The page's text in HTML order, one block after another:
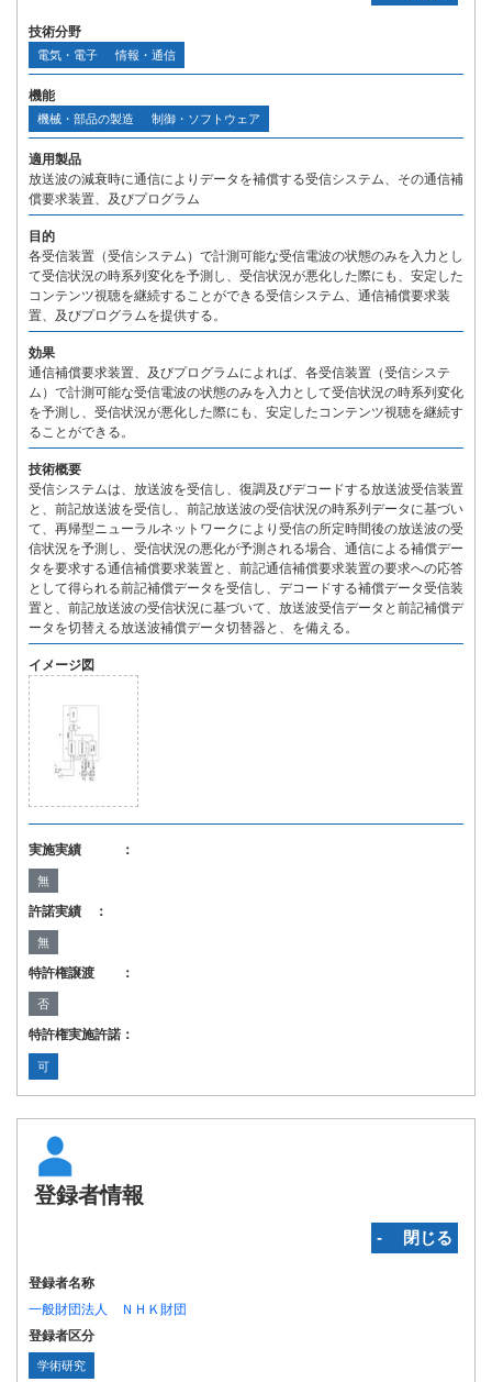
技術分野
電気・電子 情報・通信
機能
機械・部品の製造 制御・ソフトウェア
適用製品
放送波の減衰時に通信によりデータを補償する受信システム、その通信補
償要求装置、及びプログラム
目的
各受信装置（受信システム）で計測可能な受信電波の状態のみを入力とし
て受信状況の時系列変化を予測し、受信状況が悪化した際にも、安定した
コンテンツ視聴を継続することができる受信システム、通信補償要求装
置、及びプログラムを提供する。
効果
通信補償要求装置、及びプログラムによれば、各受信装置（受信システ
ム）で計測可能な受信電波の状態のみを入力として受信状況の時系列変化
を予測し、受信状況が悪化した際にも、安定したコンテンツ視聴を継続す
ることができる。
技術概要
受信システムは、放送波を受信し、復調及びデコードする放送波受信装置
と、前記放送波を受信し、前記放送波の受信状況の時系列データに基づい
て、再帰型ニューラルネットワークにより受信の所定時間後の放送波の受
信状況を予測し、受信状況の悪化が予測される場合、通信による補償デー
タを要求する通信補償要求装置と、前記通信補償要求装置の要求への応答
として得られる前記補償データを受信し、デコードする補償データ受信装
置と、前記放送波の受信状況に基づいて、放送波受信データと前記補償デ
ータを切替える放送波補償データ切替器と、を備える。
イメージ図
実施実績 ：
無
許諾実績 ：
無
特許権譲渡 ：
否
特許権実施許諾：
可
登録者情報
‐ 閉じる
登録者名称
一般財団法人 ＮＨＫ財団
登録者区分
学術研究